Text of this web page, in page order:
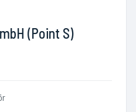
(Point S)